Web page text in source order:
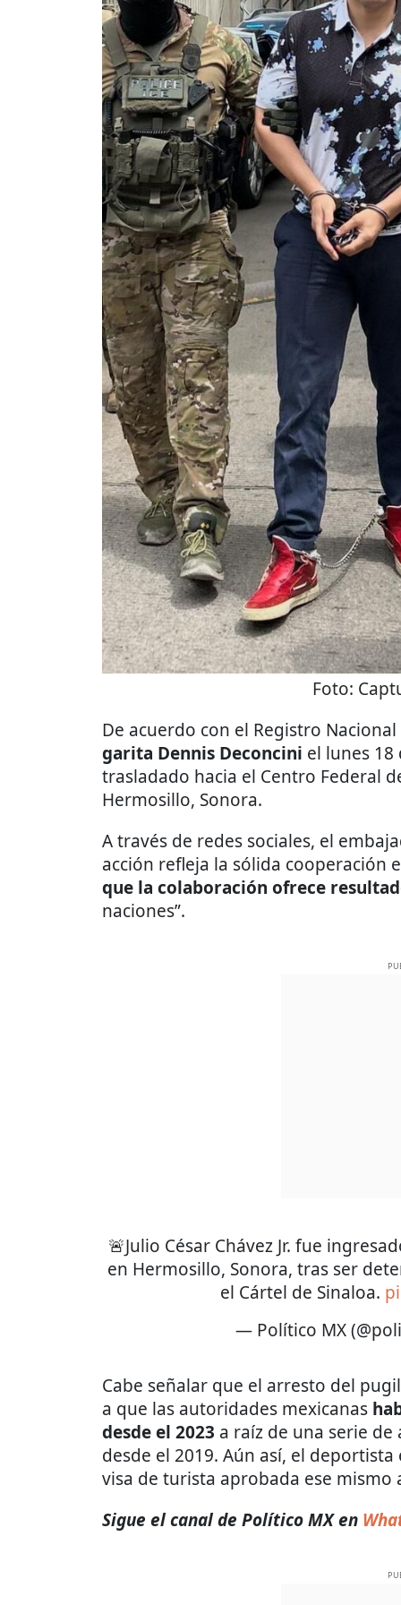
Foto:
De acuerdo con el Registro
garita Dennis Deconcini el lunes 18
trasladado hacia el Centro Federal
Hermosillo, Sonora.
A través de redes sociales, el
acción refleja la sólida cooperación
que la colaboración ofrece
naciones”.
🚨Julio César Chávez Jr. fue
en Hermosillo, Sonora, tras ser
el Cártel de Sinaloa.
— Político MX
Cabe señalar que el arresto del
a que las autoridades mexicanas
desde el 2023 a raíz de una serie de
desde el 2019. Aún así, el
visa de turista aprobada ese mismo
Sigue el canal de Político MX en